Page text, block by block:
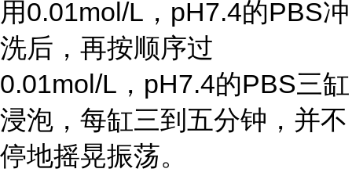
用0.01mol/L，pH7.4的PBS冲
洗后，再按顺序过
0.01mol/L，pH7.4的PBS三缸
浸泡，每缸三到五分钟，并不
停地摇晃振荡。